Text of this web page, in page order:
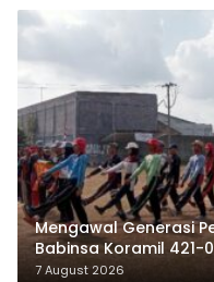
Mengawal Generasi
Babinsa Koramil
di Dua Kecamatan
7 August 2026